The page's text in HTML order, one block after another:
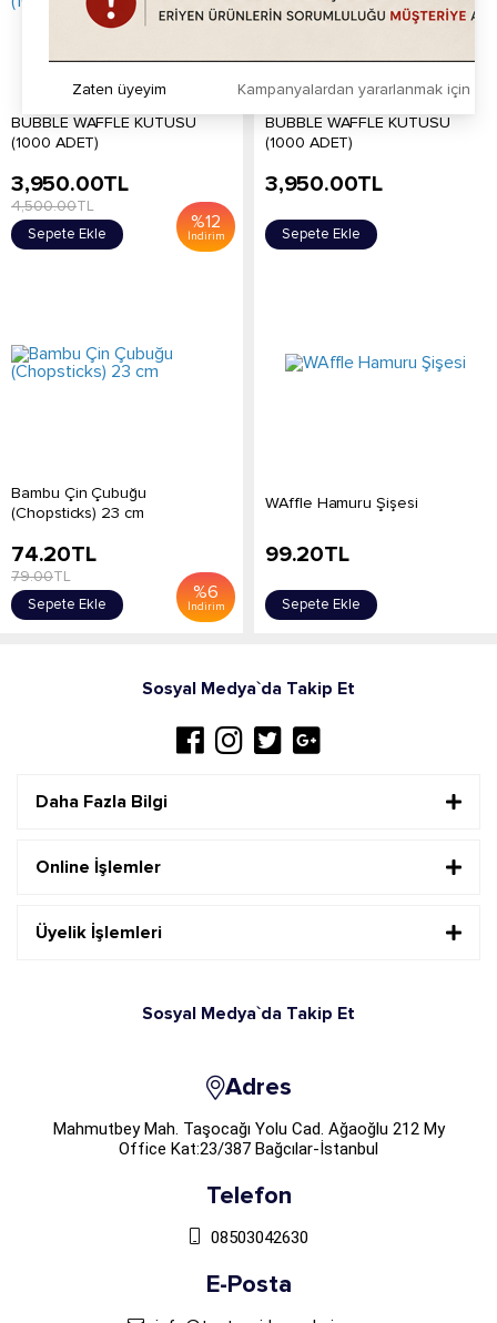
BUBBLE WAFFLE KUTUSU
(1000 ADET)
%12
İndirim
3,950.00TL
4,500.00TL
Sepete Ekle
BUBBLE WAFFLE KUTUSU
(1000 ADET)
3,950.00TL
Sepete Ekle
Bambu Çin Çubuğu
(Chopsticks) 23 cm
%6
İndirim
74.20TL
79.00TL
Sepete Ekle
WAffle Hamuru Şişesi
99.20TL
Sepete Ekle
Sosyal Medya`da Takip Et
Daha Fazla Bilgi
Online İşlemler
Üyelik İşlemleri
Sosyal Medya`da Takip Et
Adres
Mahmutbey Mah. Taşocağı Yolu Cad. Ağaoğlu 212 My
Office Kat:23/387 Bağcılar-İstanbul
Telefon
08503042630
E-Posta
Kampanyalardan yararlanmak için
Zaten üyeyim